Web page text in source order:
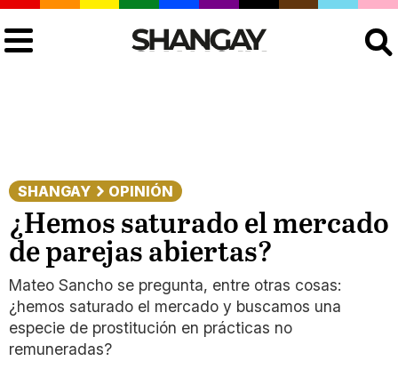
SHANGAY OPINIÓN
¿Hemos saturado el mercado
de parejas abiertas?
Mateo Sancho se pregunta, entre otras cosas:
¿hemos saturado el mercado y buscamos una
especie de prostitución en prácticas no
remuneradas?